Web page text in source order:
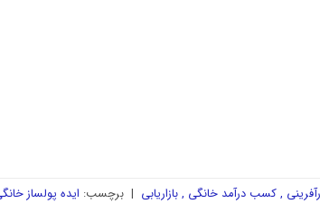
, کسب درآمد خانگی , بازاریابی | برچسب: ایده پولساز